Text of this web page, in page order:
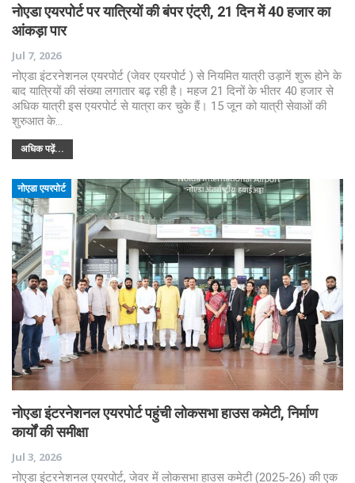
नोएडा एयरपोर्ट पर यात्रियों की बंपर एंट्री, 21 दिन में 40 हजार का
आंकड़ा पार
Jul 7, 2026
नोएडा इंटरनेशनल एयरपोर्ट (जेवर एयरपोर्ट ) से नियमित यात्री उड़ानें शुरू होने के
बाद यात्रियों की संख्या लगातार बढ़ रही है। महज 21 दिनों के भीतर 40 हजार से
अधिक यात्री इस एयरपोर्ट से यात्रा कर चुके हैं। 15 जून को यात्री सेवाओं की
शुरुआत के…
अधिक पढ़ें...
नोएडा एयरपोर्ट
नोएडा इंटरनेशनल एयरपोर्ट पहुंची लोकसभा हाउस कमेटी, निर्माण
कार्यों की समीक्षा
Jul 3, 2026
नोएडा इंटरनेशनल एयरपोर्ट, जेवर में लोकसभा हाउस कमेटी (2025-26) की एक